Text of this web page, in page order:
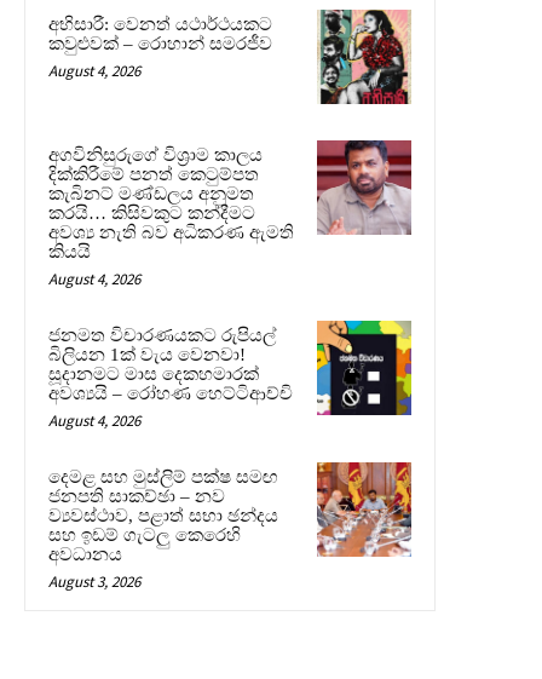
අභිසාරී: වෙනත් යථාර්ථයකට
කවුළුවක් – රොහාන් සමරජීව
August 4, 2026
අගවිනිසුරුගේ විශ්‍රාම කාලය
දික්කිරීමේ පනත් කෙටුම්පත
කැබිනට් මණ්ඩලය අනුමත
කරයි… කිසිවකුට කන්දීමට
අවශ්‍ය නැති බව අධිකරණ ඇමති
කියයි
August 4, 2026
ජනමත විචාරණයකට රුපියල්
බිලියන 1ක් වැය වෙනවා!
සූදානමට මාස දෙකහමාරක්
අවශ්‍යයි – රෝහණ හෙට්ටිආච්චි
August 4, 2026
දෙමළ සහ මුස්ලිම් පක්ෂ සමඟ
ජනපති සාකච්ඡා – නව
ව්‍යවස්ථාව, පළාත් සභා ඡන්දය
සහ ඉඩම් ගැටලු කෙරෙහි
අවධානය
August 3, 2026